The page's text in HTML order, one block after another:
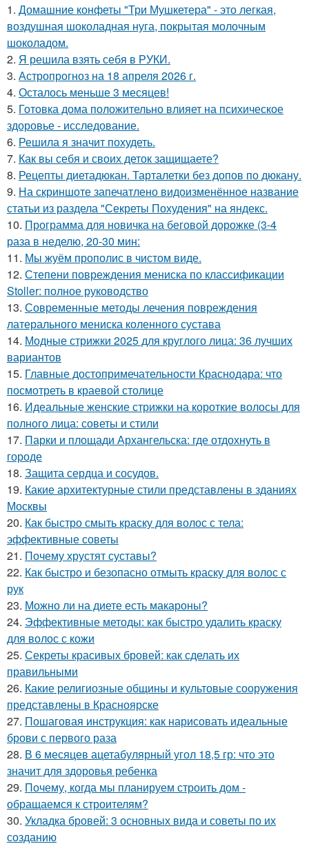
1. Домашние конфеты "Три Мушкетера" - это легкая,
воздушная шоколадная нуга, покрытая молочным
шоколадом.
2. Я решила взять себя в РУКИ.
3. Астропрогноз на 18 апреля 2026 г.
4. Осталось меньше 3 месяцев!
5. Готовка дома положительно влияет на психическое
здоровье - исследование.
6. Решила я значит похудеть.
7. Как вы себя и своих деток защищаете?
8. Рецепты диетадюкан. Тарталетки без допов по дюкану.
9. На скриншоте запечатлено видоизменённое название
статьи из раздела "Секреты Похудения" на яндекс.
10. Программа для новичка на беговой дорожке (3-4
раза в неделю, 20-30 мин:
11. Мы жуём прополис в чистом виде.
12. Степени повреждения мениска по классификации
Stoller: полное руководство
13. Современные методы лечения повреждения
латерального мениска коленного сустава
14. Модные стрижки 2025 для круглого лица: 36 лучших
вариантов
15. Главные достопримечательности Краснодара: что
посмотреть в краевой столице
16. Идеальные женские стрижки на короткие волосы для
полного лица: советы и стили
17. Парки и площади Архангельска: где отдохнуть в
городе
18. Защита сердца и сосудов.
19. Какие архитектурные стили представлены в зданиях
Москвы
20. Как быстро смыть краску для волос с тела:
эффективные советы
21. Почему хрустят суставы?
22. Как быстро и безопасно отмыть краску для волос с
рук
23. Можно ли на диете есть макароны?
24. Эффективные методы: как быстро удалить краску
для волос с кожи
25. Секреты красивых бровей: как сделать их
правильными
26. Какие религиозные общины и культовые сооружения
представлены в Красноярске
27. Пошаговая инструкция: как нарисовать идеальные
брови с первого раза
28. В 6 месяцев ацетабулярный угол 18,5 гр: что это
значит для здоровья ребенка
29. Почему, когда мы планируем строить дом -
обращаемся к строителям?
30. Укладка бровей: 3 основных вида и советы по их
созданию